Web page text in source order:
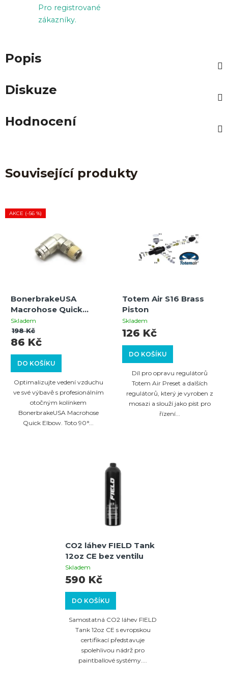
Pro registrované
zákazníky.
Popis
Diskuze
Hodnocení
Související produkty
AKCE (–56 %)
BonerbrakeUSA
Macrohose Quick
Elbow 90° Swivel
Skladem
DO KOŠÍKU
86 Kč
198 Kč
Optimalizujte vedení vzduchu
ve své výbavě s profesionálním
otočným kolínkem
BonerbrakeUSA Macrohose
Quick Elbow. Toto 90°...
Totem Air S16 Brass
Piston
Skladem
DO KOŠÍKU
126 Kč
Díl pro opravu regulátorů
Totem Air Preset a dalších
regulátorů, který je vyroben z
mosazi a slouží jako píst pro
řízení...
CO2 láhev FIELD Tank
12oz CE bez ventilu
Skladem
DO KOŠÍKU
590 Kč
Samostatná CO2 láhev FIELD
Tank 12oz CE s evropskou
certifikací představuje
spolehlivou nádrž pro
paintballové systémy....